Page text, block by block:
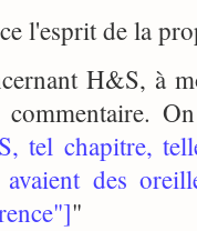
l'esprit de la
H&S, à
commentaire.
tel chapitre,
avaient des
"